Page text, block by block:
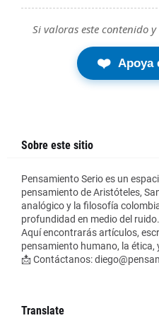
Si valoras este contenido
❤️ Apoya
Sobre este sitio
Pensamiento Serio es un
pensamiento de Aristóteles,
analógico y la filosofía
profundidad en medio del ruido.
Aquí encontrarás artículos,
pensamiento humano, la ética,
📩 Contáctanos:
Translate